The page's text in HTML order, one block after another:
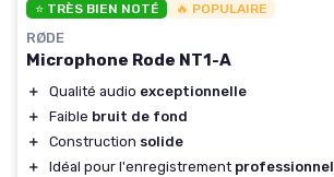
⭐ TRÈS BIEN NOTÉ 🔥 POPULAIRE
RØDE
Microphone Rode NT1-A
＋ Qualité audio exceptionnelle
＋
Faible bruit de fond
＋
Construction solide
＋
Idéal pour l'enregistrement professionnel